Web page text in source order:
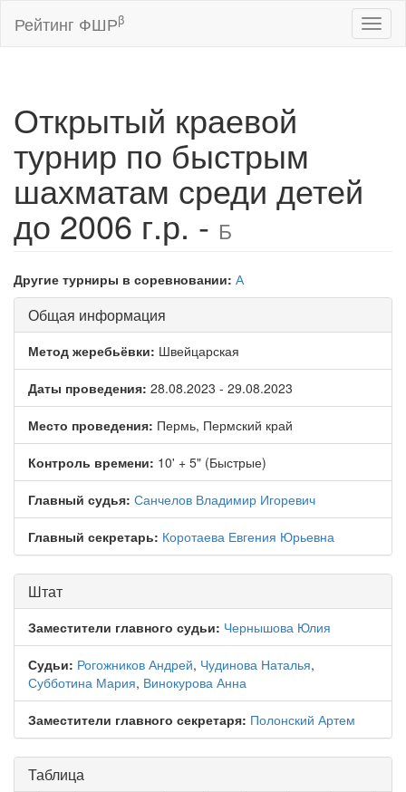
Рейтинг ФШРβ
Открытый краевой
турнир по быстрым
шахматам среди детей
до 2006 г.р. - Б
Другие турниры в соревновании: А
Общая информация
Метод жеребьёвки: Швейцарская
Даты проведения: 28.08.2023 - 29.08.2023
Место проведения: Пермь, Пермский край
Контроль времени: 10' + 5" (Быстрые)
Главный судья: Санчелов Владимир Игоревич
Главный секретарь: Коротаева Евгения Юрьевна
Штат
Заместители главного судьи: Чернышова Юлия
Судьи: Рогожников Андрей, Чудинова Наталья,
Субботина Мария, Винокурова Анна
Заместители главного секретаря: Полонский Артем
Таблица